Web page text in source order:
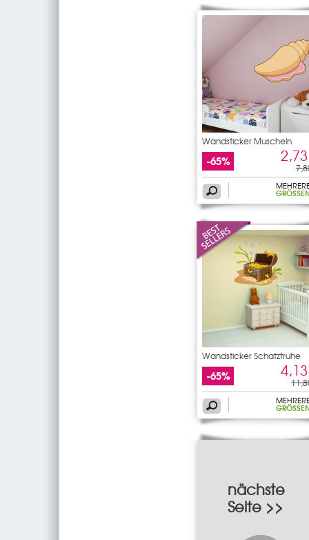
Wandsticker Muscheln
-65%
GRÖSSEN
Wandsticker Schatztruhe
-65%
GRÖSSEN
nächste
Seite >>